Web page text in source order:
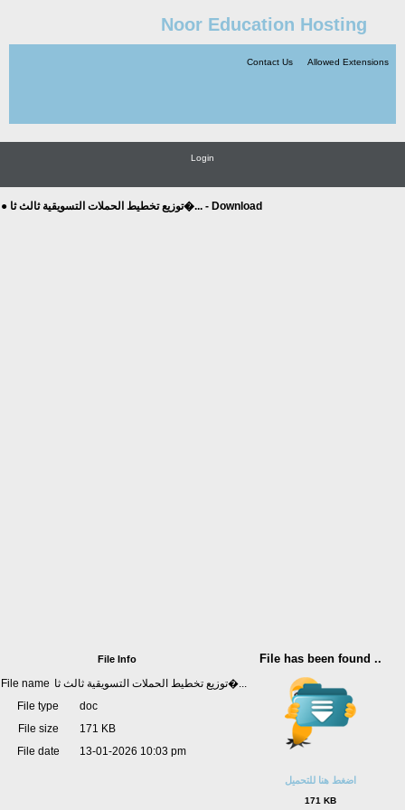
Noor Education Hosting
Allowed Extensions
Contact Us
Login
● توزيع تخطيط الحملات التسويقية ثالث ثا�... - Download
File Info
File name
توزيع تخطيط الحملات التسويقية ثالث ثا�...
File type
doc
File size
171 KB
File date
13-01-2026 10:03 pm
File has been found ..
اضغط هنا للتحميل
171 KB